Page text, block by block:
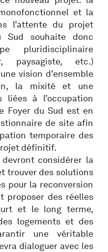
et la
l’attente du projet
souhaite donc
pluridisciplinaire
paysagiste, etc.)
vision d’ensemble
la mixité et une
à l’occupation
Foyer du Sud est en
de site afin
temporaire des
définitif.
considérer la
trouver des solutions
pour la reconversion
proposer des réelles
et le long terme,
logements et des
une véritable
dialoguer avec les